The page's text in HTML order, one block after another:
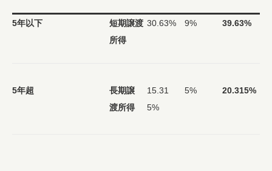
5年以下
短期譲渡
所得
30.63% 9% 39.63%
5年超
長期譲
渡所得
15.31
5%
5% 20.315%